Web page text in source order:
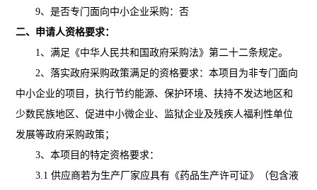
9、是否专门面向中小企业采购：否
二、 申请人资格要求：
1、满足《中华人民共和国政府采购法》第二十二条规定。
2、落实政府采购政策满足的资格要求：本项目为非专门面向
中小企业的项目，执行节约能源、保护环境、扶持不发达地区和
少数民族地区、促进中小微企业、监狱企业及残疾人福利性单位
发展等政府采购政策；
3、本项目的特定资格要求：
3.1 供应商若为生产厂家应具有《药品生产许可证》（包含液